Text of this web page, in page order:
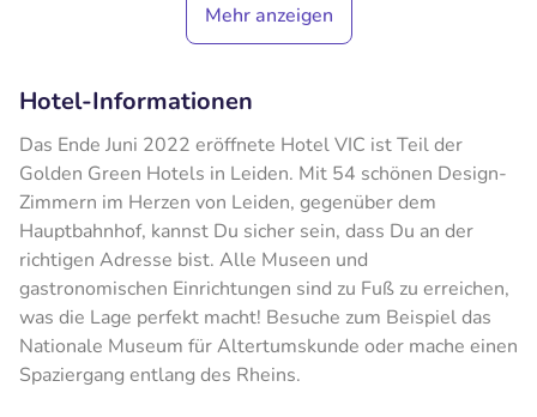
Mehr anzeigen
Hotel-Informationen
Das Ende Juni 2022 eröffnete Hotel VIC ist Teil der
Golden Green Hotels in Leiden. Mit 54 schönen Design-
Zimmern im Herzen von Leiden, gegenüber dem
Hauptbahnhof, kannst Du sicher sein, dass Du an der
richtigen Adresse bist. Alle Museen und
gastronomischen Einrichtungen sind zu Fuß zu erreichen,
was die Lage perfekt macht! Besuche zum Beispiel das
Nationale Museum für Altertumskunde oder mache einen
Spaziergang entlang des Rheins.